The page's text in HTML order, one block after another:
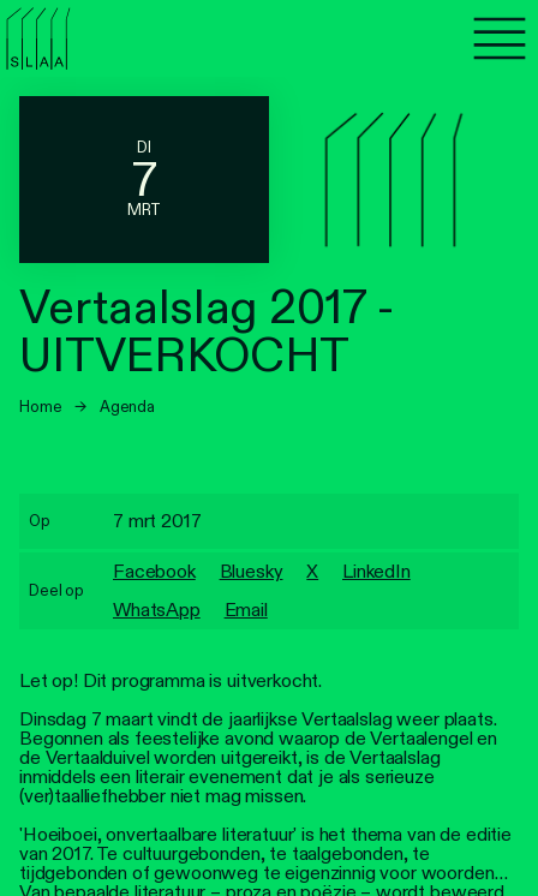
DI
7
MRT
Vertaalslag 2017 -
UITVERKOCHT
Home → Agenda
Let op! Dit programma is uitverkocht.
Dinsdag 7 maart vindt de jaarlijkse Vertaalslag weer plaats.
Begonnen als feestelijke avond waarop de Vertaalengel en
de Vertaalduivel worden uitgereikt, is de Vertaalslag
inmiddels een literair evenement dat je als serieuze
(ver)taalliefhebber niet mag missen.
'Hoeiboei, onvertaalbare literatuur' is het thema van de editie
van 2017. Te cultuurgebonden, te taalgebonden, te
tijdgebonden of gewoonweg te eigenzinnig voor woorden…
Op 7 mrt 2017
Deel op
Facebook Bluesky X
LinkedIn
WhatsApp
Email
Agenda
Luisteren
Nieuwsbrief
Over SLAA
Personen
Toegankelijkheid
Stadsdichter